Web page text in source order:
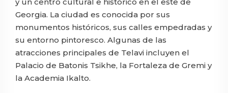
Georgia. La ciudad es conocida por sus
monumentos históricos, sus calles empedradas y
su entorno pintoresco. Algunas de las
atracciones principales de Telavi incluyen el
Palacio de Batonis Tsikhe, la Fortaleza de Gremi y
la Academia Ikalto.